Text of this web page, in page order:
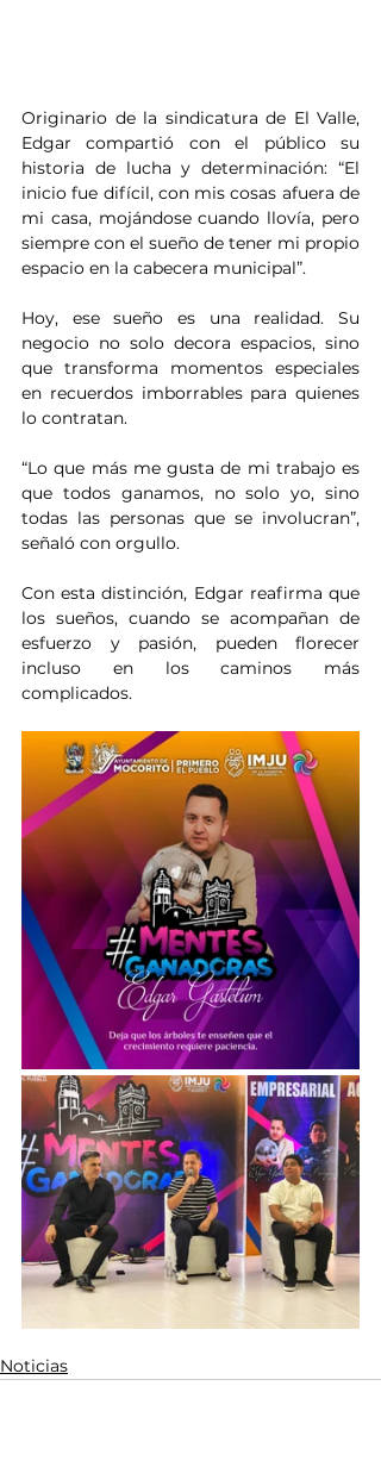
Originario de la sindicatura de El Valle,
Edgar compartió con el público su
historia de lucha y determinación: “El
inicio fue difícil, con mis cosas afuera de
mi casa, mojándose cuando llovía, pero
siempre con el sueño de tener mi propio
espacio en la cabecera municipal”.
Hoy, ese sueño es una realidad. Su
negocio no solo decora espacios, sino
que transforma momentos especiales
en recuerdos imborrables para quienes
lo contratan.
“Lo que más me gusta de mi trabajo es
que todos ganamos, no solo yo, sino
todas las personas que se involucran”,
señaló con orgullo.
Con esta distinción, Edgar reafirma que
los sueños, cuando se acompañan de
esfuerzo y pasión, pueden florecer
incluso en los caminos más
complicados.
Noticias